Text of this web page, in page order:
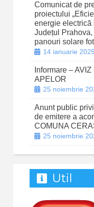
Comunicat de
proiectului
energie electrică
Județul
panouri solare
14 ianuarie 2025
Informare –
APELOR
25 noiembrie
Anunt public
de emitere a
COMUNA
25 noiembrie
Util